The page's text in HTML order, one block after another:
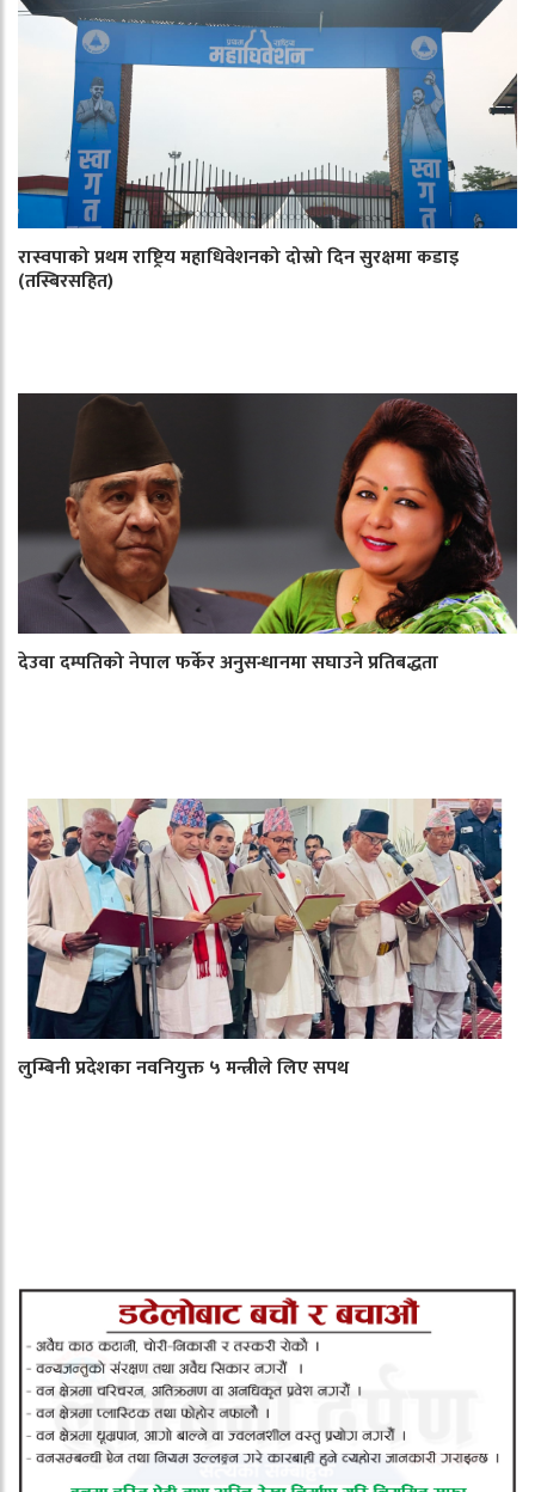
रास्वपाको प्रथम राष्ट्रिय महाधिवेशनको दोस्रो दिन सुरक्षमा कडाइ
(तस्बिरसहित)
देउवा दम्पतिको नेपाल फर्केर अनुसन्धानमा सघाउने प्रतिबद्धता
लुम्बिनी प्रदेशका नवनियुक्त ५ मन्त्रीले लिए सपथ